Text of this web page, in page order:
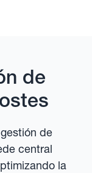
de
de
central
la